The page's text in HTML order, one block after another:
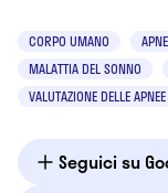
CORPO UMANO
MALATTIA DEL SONNO
VALUTAZIONE DELLE
Seguici su